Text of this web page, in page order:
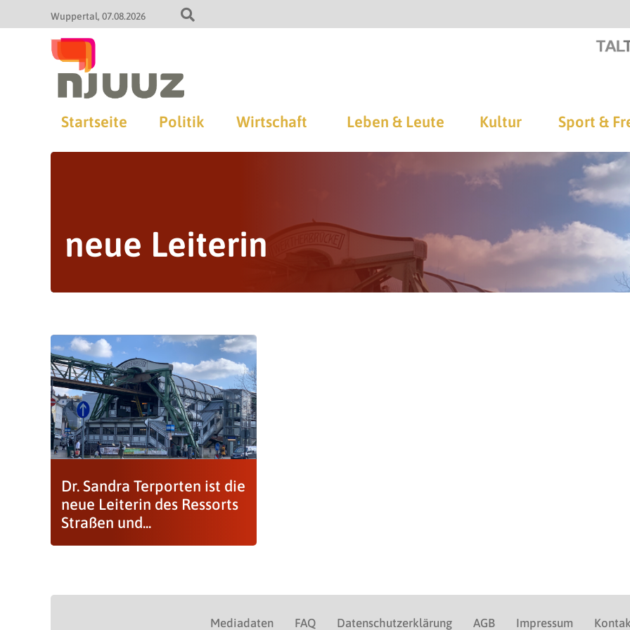
Wuppertal 07.08.2026
Startseite Politik Wirtschaft Leben & Leute Kultur Sport &
neue Leiterin
Dr. Sandra Terporten ist die
neue Leiterin des Ressorts
Straßen und...
Mediadaten FAQ Datenschutzerklärung AGB Impressum